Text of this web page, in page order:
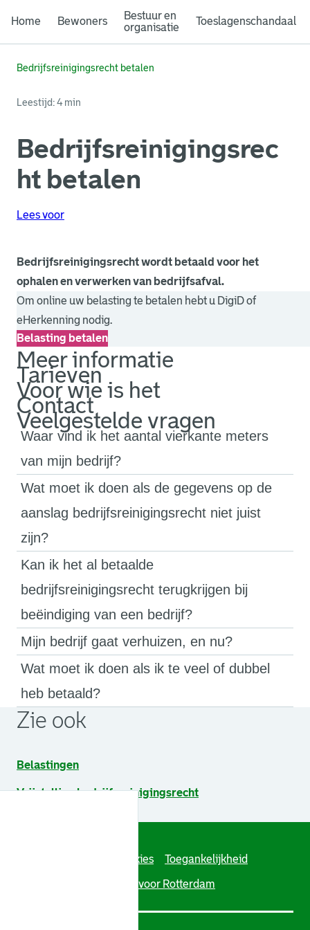
Home Bewoners
Bestuur en
organisatie
Toeslagenschandaal
Bedrijfsreinigingsrecht betalen
Leestijd: 4 min
Bedrijfsreinigingsrec
ht betalen
Lees voor
Bedrijfsreinigingsrecht wordt betaald voor het
ophalen en verwerken van bedrijfsafval.
Om online uw belasting te betalen hebt u DigiD of
eHerkenning nodig.
Belasting betalen
. Link opent een externe pagina in een nieuw
Meer informatie
Tarieven
Voor wie is het
Contact
Veelgestelde vragen
Waar vind ik het aantal vierkante meters
van mijn bedrijf?
Wat moet ik doen als de gegevens op de
aanslag bedrijfsreinigingsrecht niet juist
zijn?
Kan ik het al betaalde
bedrijfsreinigingsrecht terugkrijgen bij
beëindiging van een bedrijf?
Mijn bedrijf gaat verhuizen, en nu?
Wat moet ik doen als ik te veel of dubbel
heb betaald?
Zie ook
Belastingen
Vrijstelling bedrijfsreinigingsrecht
Cookies Toegankelijkheid
Werken voor Rotterdam